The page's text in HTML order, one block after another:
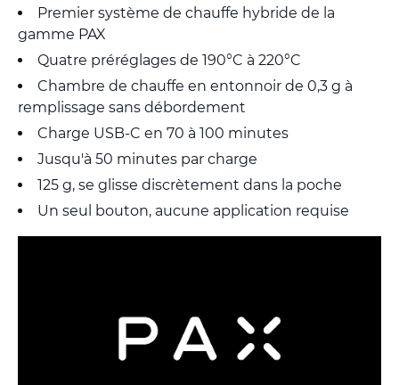
Premier système de chauffe hybride de la
gamme PAX
Quatre préréglages de 190°C à 220°C
Chambre de chauffe en entonnoir de 0,3 g à
remplissage sans débordement
Charge USB-C en 70 à 100 minutes
Jusqu'à 50 minutes par charge
125 g, se glisse discrètement dans la poche
Un seul bouton, aucune application requise